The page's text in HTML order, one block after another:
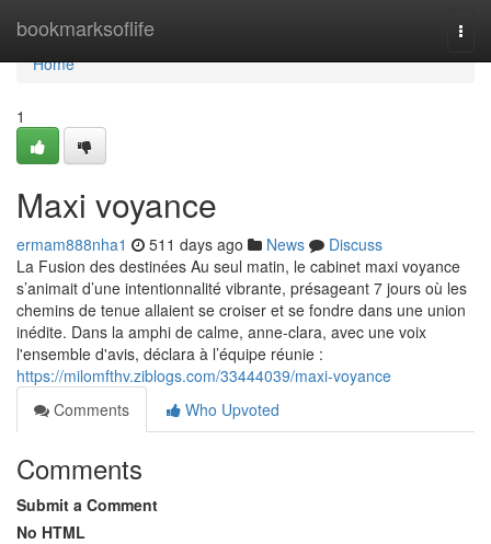
bookmarksoflife
Home
Home
1
Maxi voyance
ermam888nha1 511 days ago News
Discuss
La Fusion des destinées Au seul matin, le cabinet maxi voyance
s’animait d’une intentionnalité vibrante, présageant 7 jours où les
chemins de tenue allaient se croiser et se fondre dans une union
inédite. Dans la amphi de calme, anne-clara, avec une voix
l'ensemble d'avis, déclara à l’équipe réunie :
https://milomfthv.ziblogs.com/33444039/maxi-voyance
Comments
Who Upvoted
Comments
Submit a Comment
No HTML